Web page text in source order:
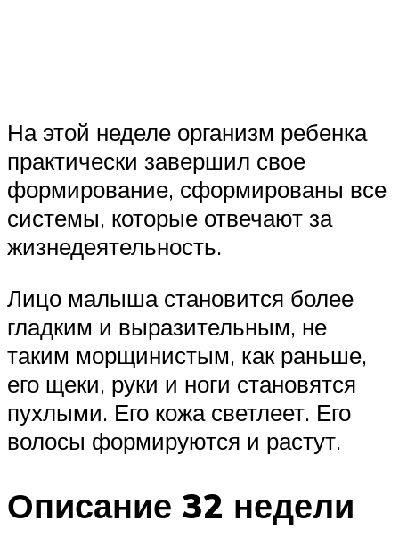
На этой неделе организм ребенка
практически завершил свое
формирование, сформированы все
системы, которые отвечают за
жизнедеятельность.
Лицо малыша становится более
гладким и выразительным, не
таким морщинистым, как раньше,
его щеки, руки и ноги становятся
пухлыми. Его кожа светлеет. Его
волосы формируются и растут.
Описание 32 недели